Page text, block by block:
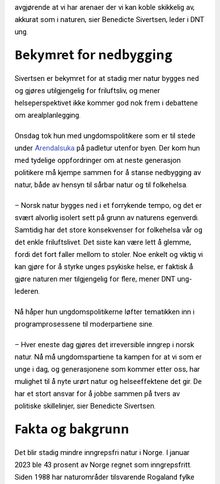
avgjørende at vi har arenaer der vi kan koble skikkelig av,
akkurat som i naturen, sier Benedicte Sivertsen, leder i DNT
ung.
Bekymret for nedbygging
Sivertsen er bekymret for at stadig mer natur bygges ned
og gjøres utilgjengelig for friluftsliv, og mener
helseperspektivet ikke kommer god nok frem i debattene
om arealplanlegging.
Onsdag tok hun med ungdomspolitikere som er til stede
under Arendalsuka på padletur utenfor byen. Der kom hun
med tydelige oppfordringer om at neste generasjon
politikere må kjempe sammen for å stanse nedbygging av
natur, både av hensyn til sårbar natur og til folkehelsa.
– Norsk natur bygges ned i et forrykende tempo, og det er
svært alvorlig isolert sett på grunn av naturens egenverdi.
Samtidig har det store konsekvenser for folkehelsa vår og
det enkle friluftslivet. Det siste kan være lett å glemme,
fordi det fort faller mellom to stoler. Noe enkelt og viktig vi
kan gjøre for å styrke unges psykiske helse, er faktisk å
gjøre naturen mer tilgjengelig for flere, mener DNT ung-
lederen.
Nå håper hun ungdomspolitikerne løfter tematikken inn i
programprosessene til moderpartiene sine.
– Hver eneste dag gjøres det irreversible inngrep i norsk
natur. Nå må ungdomspartiene ta kampen for at vi som er
unge i dag, og generasjonene som kommer etter oss, har
mulighet til å nyte urørt natur og helseeffektene det gir. De
har et stort ansvar for å jobbe sammen på tvers av
politiske skillelinjer, sier Benedicte Sivertsen.
Fakta og bakgrunn
Det blir stadig mindre inngrepsfri natur i Norge. I januar
2023 ble 43 prosent av Norge regnet som inngrepsfritt.
Siden 1988 har naturområder tilsvarende Rogaland fylke